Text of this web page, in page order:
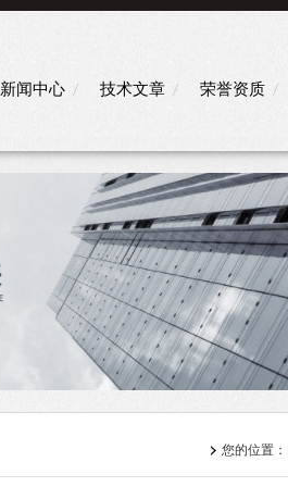
新闻中心 技术文章 荣誉资质
您的位置：